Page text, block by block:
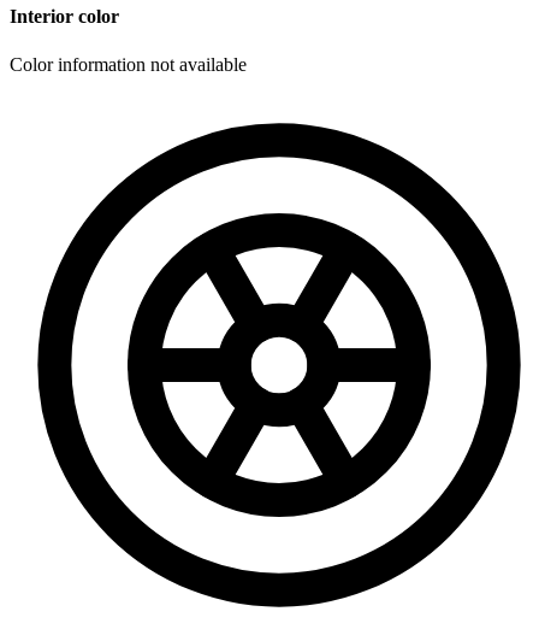
Interior color
Color information not available